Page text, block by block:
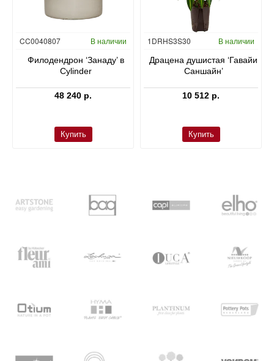
CC0040807 В наличии
Филодендрон ‘Занаду’ в
Cylinder
48 240 р.
Купить
Гидропоника
1DRHS3S30 В наличии
Драцена душистая ‘Гавайи
Саншайн’
10 512 р.
Купить